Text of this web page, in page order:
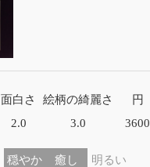
面白さ
2.0
絵柄の綺麗さ
3.0
円
3600
穏やか 癒し 明るい